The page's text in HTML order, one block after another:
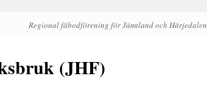
Regional fäbodförening för Jämtland och Härjedalen
(JHF)